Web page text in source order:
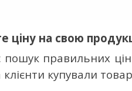
ціну на свою
пошук правильних
купували